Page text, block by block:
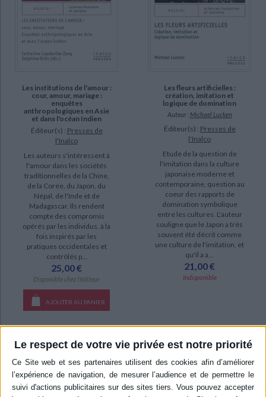
Le respect de votre vie privée est notre priorité
Les institutions de l'amour :
cour, amour, mariage :
enquêtes
anthropologiques en Asie
et dans l'océan Indien
Éditeur(s) : Presses de
l'Inalco
Les auteurs s'intéressent à
l'amour dans les sociétés
traditionnelles de la Chine,
de la Corée, du Japon, du
Népal, de l'Inde et de
Madagascar. Ils rendent
compte des compromis
opérés par les individus, à la
fois inspirés par les
pratiques occidentales et
contrôlés p...
25,00 €
Disponible chez l'éditeur
AJOUTER AU PANIER
Les fleurs artificielles :
création, imitation et
logique de domination
Auteur : Michael Lucken
Éditeur(s) : Presses de
l'Inalco
Etude de la question de
l'imitation dans la culture
japonaise moderne et
contemporaine, question au
coeur des rapports de
domination symbolique
entre les cultures. L'auteur
souligne que le Japon a très
souvent été décrit comme
une culture de l'imitation, et
qu'il a a...
21,00 €
Indisponible